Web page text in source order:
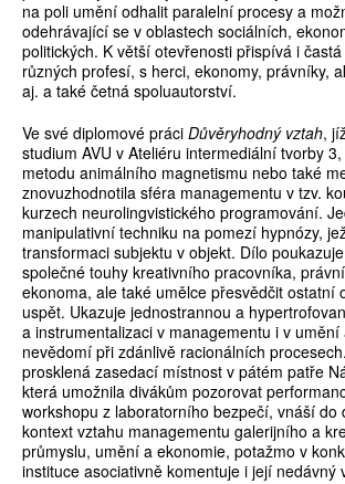
na poli umění odhalit paralelní procesy a
odehrávající se v oblastech sociálních,
politických. K větší otevřenosti přispívá i
různých profesí, s herci, ekonomy, právníky,
aj. a také četná spoluautorství.
Ve své diplomové práci Důvěryhodný vztah,
studium AVU v Ateliéru intermediální tvorby
metodu animálního magnetismu nebo také
znovuzhodnotila sféra managementu v tzv.
kurzech neurolingvistického programování.
manipulativní techniku na pomezí hypnózy,
transformaci subjektu v objekt. Dílo
společné touhy kreativního pracovníka,
ekonoma, ale také umělce přesvědčit ostatní
uspět. Ukazuje jednostrannou a
a instrumentalizaci v managementu i v
nevědomí při zdánlivě racionálních
prosklená zasedací místnost v pátém patře
která umožnila divákům pozorovat
workshopu z laboratorního bezpečí, vnáší do
kontext vztahu managementu galerijního a
průmyslu, umění a ekonomie, potažmo v
instituce asociativně komentuje i její nedávný